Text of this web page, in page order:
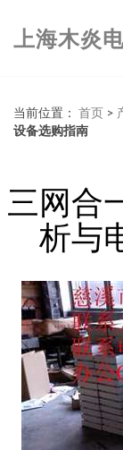
上海木炎
当前位置： 首页 >
设备选购指南
三网合
析与